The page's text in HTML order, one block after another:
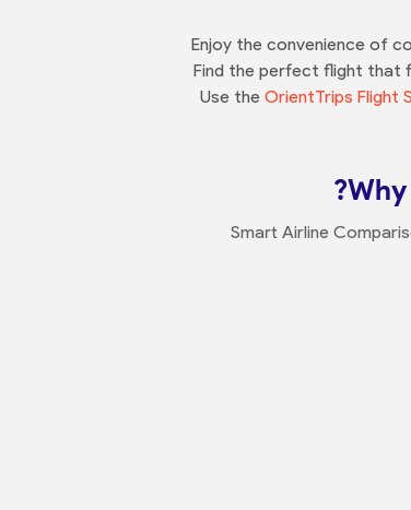
Enjoy the convenience of
Find the perfect flight that
Use the OrientTrips Flight
Smart Airline